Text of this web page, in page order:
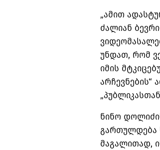
„ამით
ძალიან
უნდათ, რომ
იმის
ნინო
გართულდება
მაგალითად,